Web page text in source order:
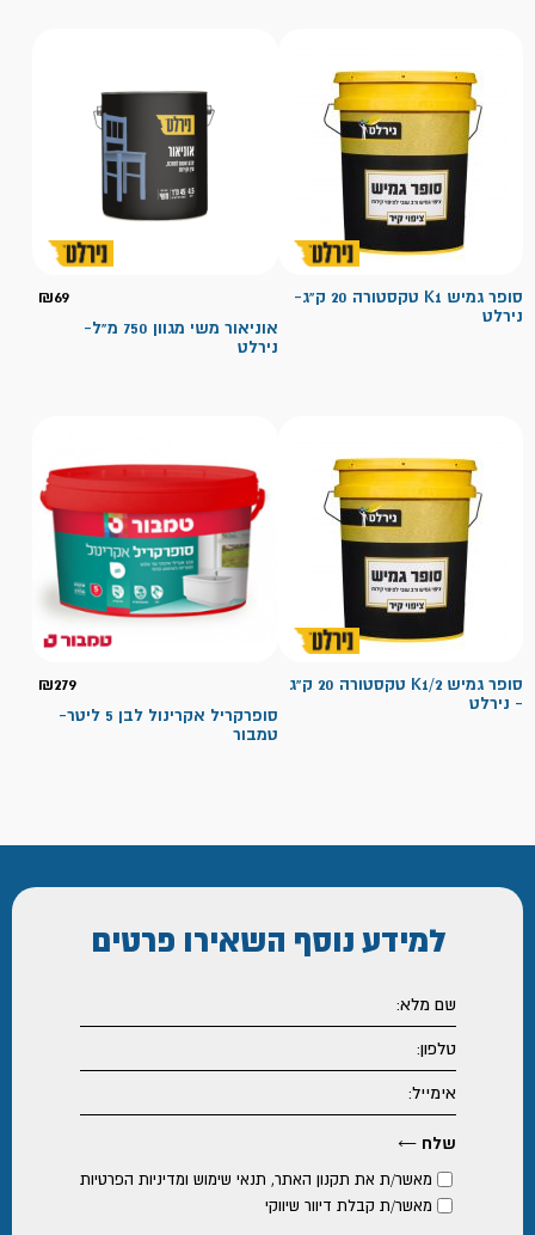
סופר גמיש K1 טקסטורה 20 ק"ג-
נירלט
₪69
אוניאור משי מגוון 750 מ"ל-
נירלט
סופר גמיש K1/2 טקסטורה 20 ק"ג
- נירלט
₪279
סופרקריל אקרינול לבן 5 ליטר-
טמבור
למידע נוסף השאירו פרטים
מאשר/ת את תקנון האתר, תנאי שימוש ומדיניות הפרטיות
מאשר/ת קבלת דיוור שיווקי